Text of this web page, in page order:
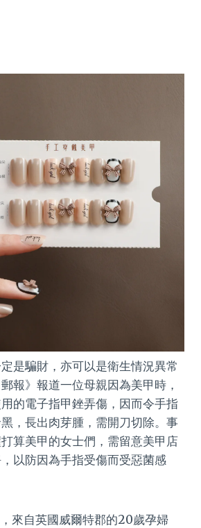
是騙財，亦可以是衛生情況異常
報》報道一位母親因為美甲時，
的電子指甲銼弄傷，因而令手指
，長出肉芽腫，需開刀切除。事
算美甲的女士們，需留意美甲店
以防因為手指受傷而受惡菌感
來自英國威爾特郡的20歲孕婦